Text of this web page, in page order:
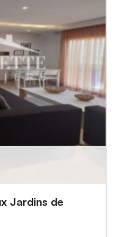
Jardins de